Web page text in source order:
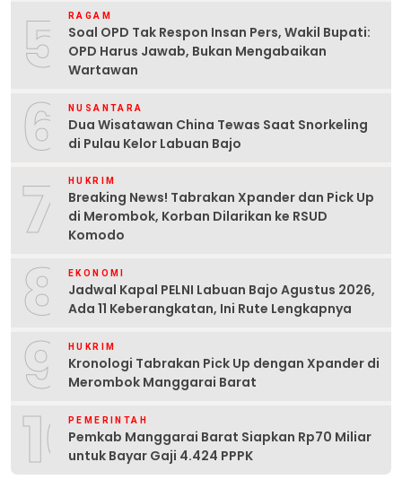
5 RAGAM
Soal OPD Tak Respon Insan Pers, Wakil Bupati:
OPD Harus Jawab, Bukan Mengabaikan
Wartawan
6 NUSANTARA
Dua Wisatawan China Tewas Saat Snorkeling
di Pulau Kelor Labuan Bajo
7 HUKRIM
Breaking News! Tabrakan Xpander dan Pick Up
di Merombok, Korban Dilarikan ke RSUD
Komodo
8 EKONOMI
Jadwal Kapal PELNI Labuan Bajo Agustus 2026,
Ada 11 Keberangkatan, Ini Rute Lengkapnya
9 HUKRIM
Kronologi Tabrakan Pick Up dengan Xpander di
Merombok Manggarai Barat
10PEMERINTAH
Pemkab Manggarai Barat Siapkan Rp70 Miliar
untuk Bayar Gaji 4.424 PPPK